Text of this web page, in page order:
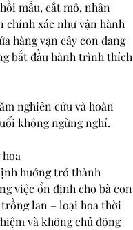
mẫu, cắt mô, nhân
xác như vận hành
hàng vạn cây con đang
bắt đầu hành trình thích
nghiên cứu và hoàn
không ngừng nghỉ.
hướng trở thành
việc ổn định cho bà con
trồng lan – loại hoa thời
và không chủ động